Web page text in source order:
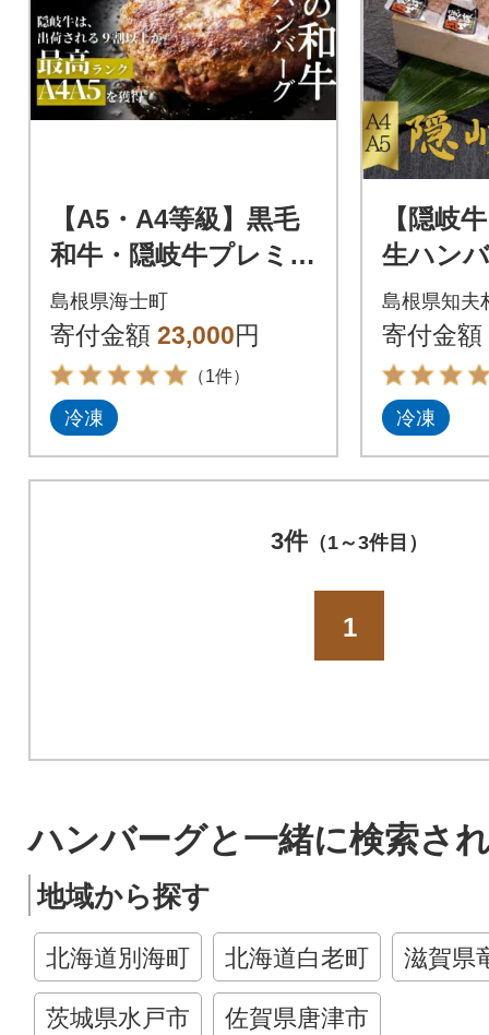
【A5・A4等級】黒毛
和牛・隠岐牛プレミア
ム生ハンバーグ6個 90
0g
島根県海士町
寄付金額 23,000円
（1件）
冷凍
【隠岐
生ハン
0g 天然
島育ち
毛和牛
島根県知夫
寄付金額
冷凍
3件（1～3件目）
1
ハンバーグと一緒に検索さ
地域から探す
北海道別海町 北海道白老町 滋賀県
茨城県水戸市 佐賀県唐津市